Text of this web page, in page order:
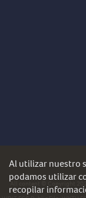
All content © Copyright
Al utilizar nuestro
podamos utilizar
recopilar